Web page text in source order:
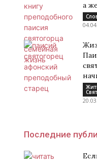
а
Последние